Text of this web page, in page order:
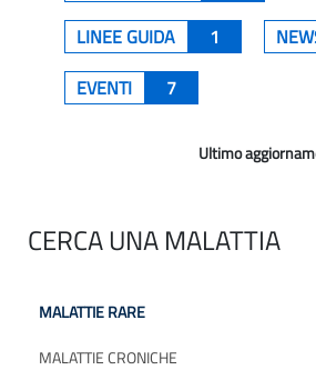
LINEE GUIDA
1
EVENTI
7
Ultimo
CERCA UNA MALATTIA
MALATTIE RARE
MALATTIE CRONICHE